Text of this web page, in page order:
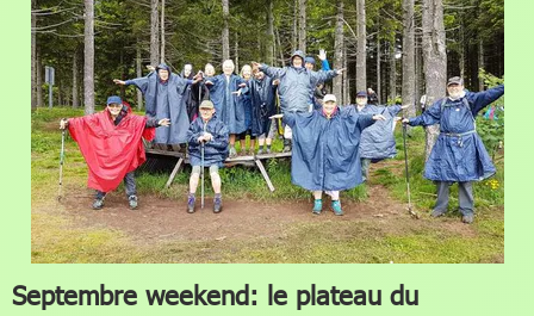
Septembre weekend: le plateau du